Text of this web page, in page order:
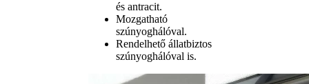
és antracit.
Mozgatható
szúnyoghálóval.
Rendelhető állatbiztos
szúnyoghálóval is.